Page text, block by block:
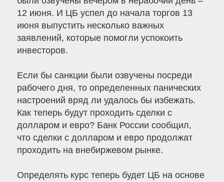
12 июня. И ЦБ успел до начала торгов 13
июня выпустить несколько важных
заявлений, которые помогли успокоить
инвесторов.
Если бы санкции были озвучены посреди
рабочего дня, то определенных панических
настроений вряд ли удалось бы избежать.
Как теперь будут проходить сделки с
долларом и евро? Банк России сообщил,
что сделки с долларом и евро продолжат
проходить на внебиржевом рынке.
Определять курс теперь будет ЦБ на основе